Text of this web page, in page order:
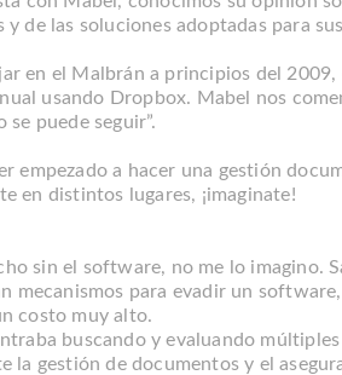
y de las soluciones adoptadas para
en el Malbrán a principios del
usando Dropbox. Mabel nos
se puede seguir”.
empezado a hacer una gestión
en distintos lugares, ¡imaginate!
sin el software, no me lo imagino.
mecanismos para evadir un
costo muy alto.
buscando y evaluando
la gestión de documentos y el